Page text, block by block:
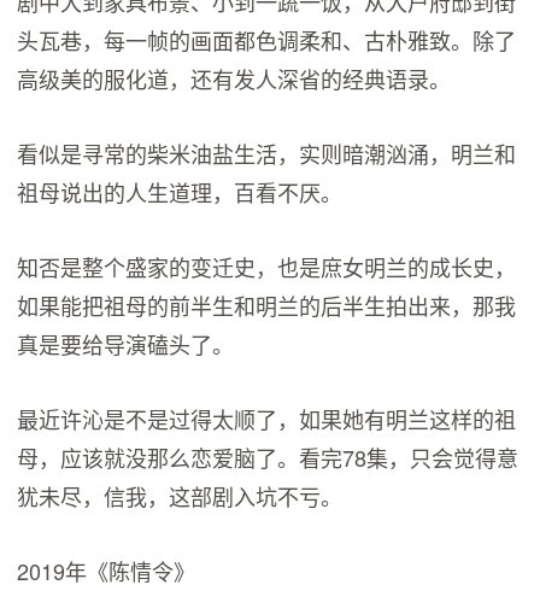
头瓦巷，每一帧的画面都色调柔和、古朴雅致。除了
高级美的服化道，还有发人深省的经典语录。
看似是寻常的柴米油盐生活，实则暗潮汹涌，明兰和
祖母说出的人生道理，百看不厌。
知否是整个盛家的变迁史，也是庶女明兰的成长史，
如果能把祖母的前半生和明兰的后半生拍出来，那我
真是要给导演磕头了。
最近许沁是不是过得太顺了，如果她有明兰这样的祖
母，应该就没那么恋爱脑了。看完78集，只会觉得意
犹未尽，信我，这部剧入坑不亏。
2019年《陈情令》